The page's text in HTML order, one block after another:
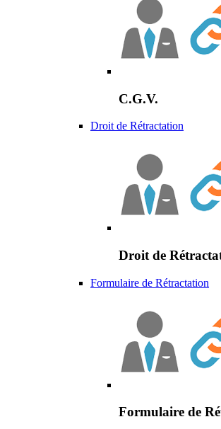
C.G.V.
Droit de Rétractation
Droit de
Formulaire de Rétractation
Formulaire de